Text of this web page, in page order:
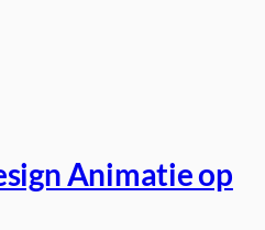
Animatie op